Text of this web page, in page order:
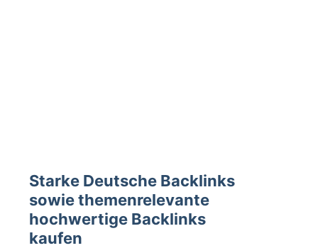
Starke Deutsche Backlinks
sowie themenrelevante
hochwertige Backlinks
kaufen